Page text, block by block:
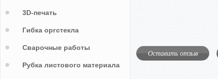
Оставить отзыв
3D-печать
Гибка оргстекла
Сварочные работы
Рубка листового материала